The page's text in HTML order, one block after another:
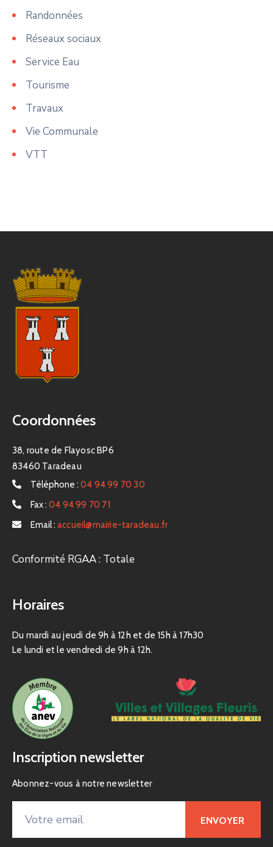
Randonnées
Réseaux sociaux
Service Eau
Tourisme
Travaux
Vie Communale
VTT
Coordonnées
38, route de Flayosc BP6
83460 Taradeau
Téléphone : 04 94 99 70 30
Fax : 04 94 99 70 71
Email : accueil@mairie-taradeau.fr
Conformité RGAA : Totale
Horaires
Du mardi au jeudi de 9h à 12h et de 15h à 17h30
Le lundi et le vendredi de 9h à 12h.
Inscription newsletter
Abonnez-vous à notre newsletter